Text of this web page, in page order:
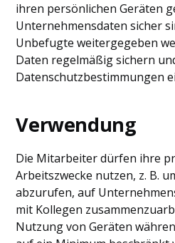
ihren persönlichen Geräten
Unternehmensdaten sicher
Unbefugte weitergegeben
Daten regelmäßig sichern
Datenschutzbestimmungen
Verwendung
Die Mitarbeiter dürfen ihre
Arbeitszwecke nutzen, z. B.
abzurufen, auf
mit Kollegen
Nutzung von Geräten